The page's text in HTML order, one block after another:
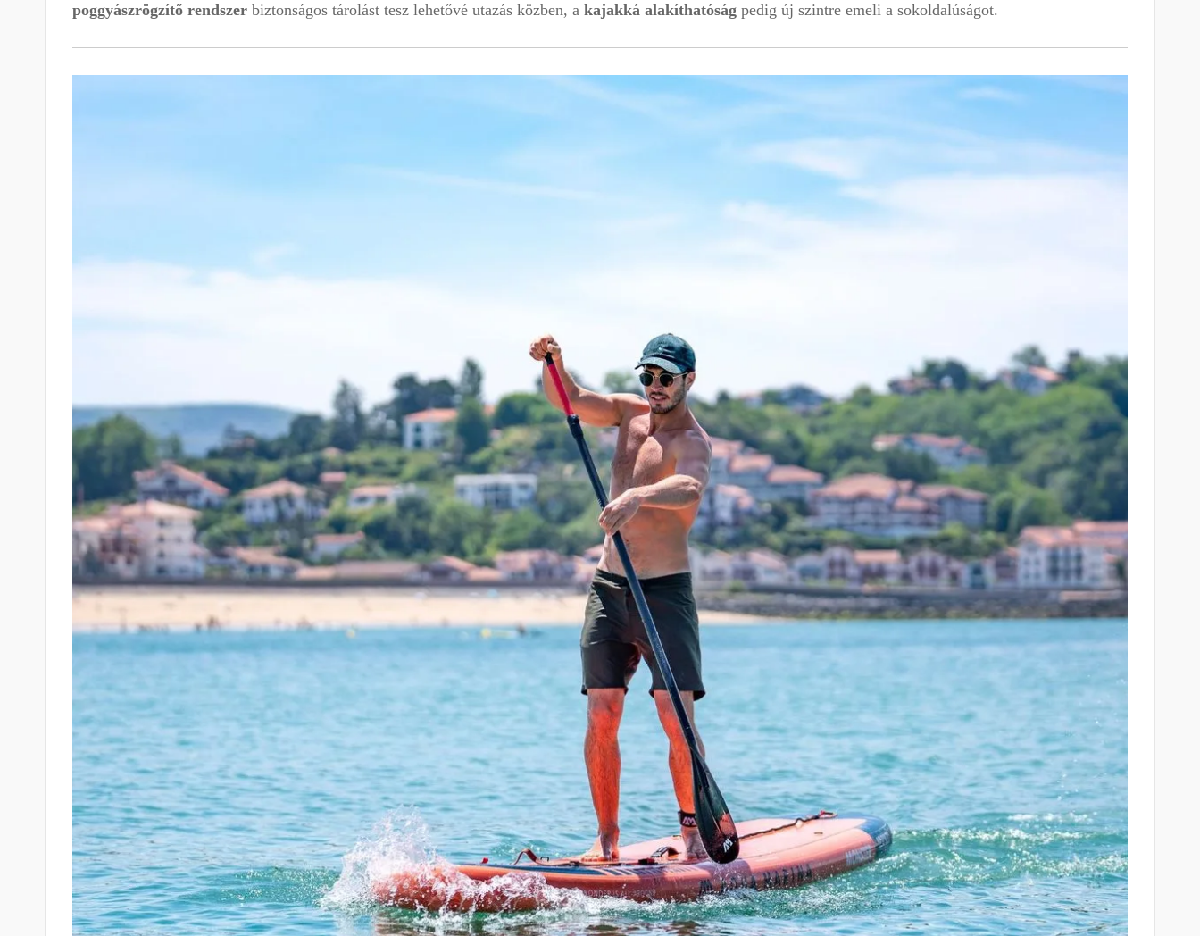
poggyászrögzítő rendszer biztonságos tárolást tesz lehetővé utazás közben, a kajakká alakíthatóság pedig új szintre emeli a sokoldalúságot.